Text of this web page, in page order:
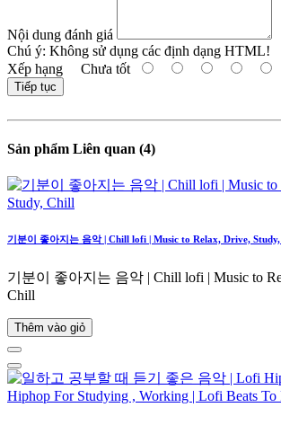
Nội dung đánh giá
Chú ý: Không sử dụng các định dạng HTML!
Xếp hạng Chưa tốt
Tiếp tục
Sản phẩm Liên quan (4)
기분이 좋아지는 음악 | Chill lofi | Music to Relax, Drive,
기분이 좋아지는 음악 | Chill lofi | Music to
Chill
Thêm vào giỏ